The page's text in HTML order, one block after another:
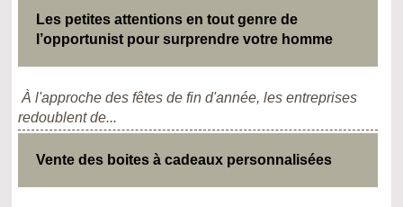
Les petites attentions en tout genre de
l’opportunist pour surprendre votre homme
À l'approche des fêtes de fin d'année, les entreprises
redoublent de...
Vente des boites à cadeaux personnalisées